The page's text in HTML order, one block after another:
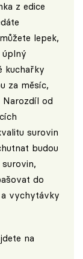
z edice
lepek,
kuchařky
za měsíc,
Narozdíl od
surovin
budou
do
vychytávky
na